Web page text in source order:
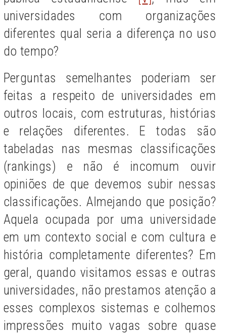
universidades com organizações
diferentes qual seria a diferença no uso
do tempo?
Perguntas semelhantes poderiam ser
feitas a respeito de universidades em
outros locais, com estruturas, histórias
e relações diferentes. E todas são
tabeladas nas mesmas classificações
(rankings) e não é incomum ouvir
opiniões de que devemos subir nessas
classificações. Almejando que posição?
Aquela ocupada por uma universidade
em um contexto social e com cultura e
história completamente diferentes? Em
geral, quando visitamos essas e outras
universidades, não prestamos atenção a
esses complexos sistemas e colhemos
impressões muito vagas sobre quase